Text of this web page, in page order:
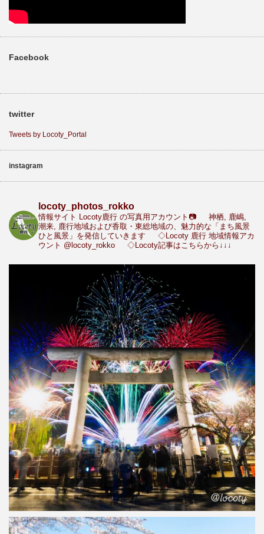
Facebook
twitter
Tweets by Locoty_Portal
instagram
locoty_photos_rokko
情報サイト Locoty鹿行 の写真用アカウント📷
神栖, 鹿嶋,
潮来, 鹿行地域および香取・東総地域の、魅力的な「まち風景
ひと風景」を発信していきます
◇Locoty 鹿行 地域情報アカ
ウント @locoty_rokko ◇Locoty記事はこちらから↓↓↓